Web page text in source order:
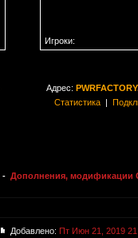
Игроки:
Адрес:
Статистика|
- Дополнения, модификации
Добавлено: Пт Июн 21, 2019